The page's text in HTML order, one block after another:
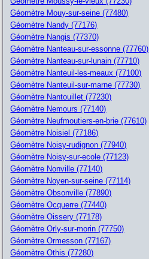
Géomètre Mouy-sur-seine (77480)
Géomètre Nandy (77176)
Géomètre Nangis (77370)
Géomètre Nanteau-sur-essonne (77760)
Géomètre Nanteau-sur-lunain (77710)
Géomètre Nanteuil-les-meaux (77100)
Géomètre Nanteuil-sur-marne (77730)
Géomètre Nantouillet (77230)
Géomètre Nemours (77140)
Géomètre Neufmoutiers-en-brie (77610)
Géomètre Noisiel (77186)
Géomètre Noisy-rudignon (77940)
Géomètre Noisy-sur-ecole (77123)
Géomètre Nonville (77140)
Géomètre Noyen-sur-seine (77114)
Géomètre Obsonville (77890)
Géomètre Ocquerre (77440)
Géomètre Oissery (77178)
Géomètre Orly-sur-morin (77750)
Géomètre Ormesson (77167)
Géomètre Othis (77280)